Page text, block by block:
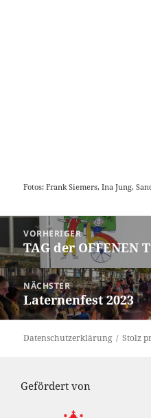
Fotos:Frank Siemers, Ina Jung,
Beitragsnavigation
VORHERIGER
Vorheriger
Beitrag:
TAG der OFFENEN
NÄCHSTER
Nächster
Beitrag:
Laternenfest 2023
Datenschutzerklärung Stolz
Gefördert von